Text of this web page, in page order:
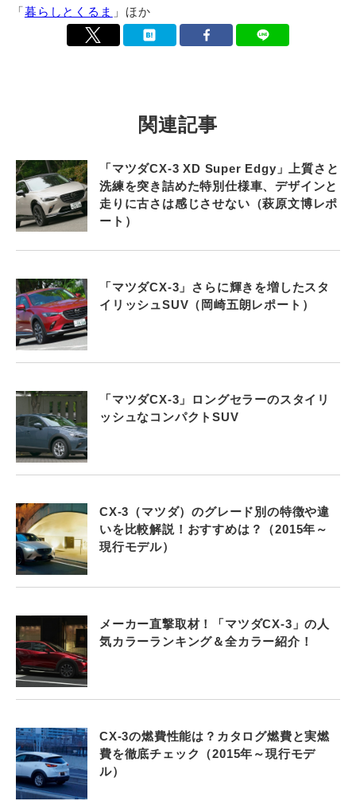
「暮らしとくるま 」ほか
関連記事
「マツダCX-3 XD Super Edgy」上質さと
洗練を突き詰めた特別仕様車、デザインと
走りに古さは感じさせない（萩原文博レポ
ート）
「マツダCX-3」さらに輝きを増したスタ
イリッシュSUV（岡崎五朗レポート）
「マツダCX-3」ロングセラーのスタイリ
ッシュなコンパクトSUV
CX-3（マツダ）のグレード別の特徴や違
いを比較解説！おすすめは？（2015年～
現行モデル）
メーカー直撃取材！「マツダCX-3」の人
気カラーランキング＆全カラー紹介！
CX-3の燃費性能は？カタログ燃費と実燃
費を徹底チェック（2015年～現行モデ
ル）